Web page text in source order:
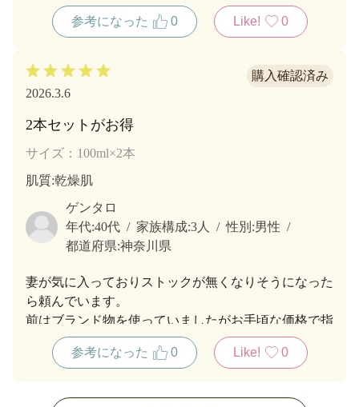
ポンプの性能も良く静かに適量が出るので液だれする
こともありません。
るものがあり液だれしたり、予想外のところに飛び出
たりするポンプもありました。何度もリピートしてい
参考になった 0 Like! 0
2026.3.6
2本セットがお得
サイズ：100ml×2本
肌質:乾燥肌
ゲンタロ
年代:40代 家族構成:3人 性別:男性
都道府県:神奈川県
妻が気に入っておりストックが無くなりそうになった
ら頼んでいます。
前はブランド物を使っていましたがお手頃な価格で指
通りもよく気に入っているようです。
参考になった
0 Like! 0